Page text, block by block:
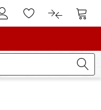
Al conto clienteAlla lista
Al Al